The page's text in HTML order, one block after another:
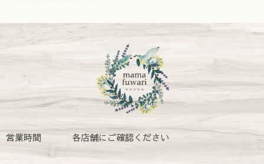
営業時間 各店舗にご確認ください